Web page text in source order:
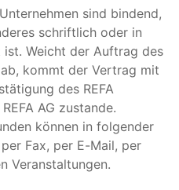
sind bindend,
schriftlich oder in
Weicht der Auftrag des
kommt der Vertrag mit
des REFA
AG zustande.
können in folgender
Fax, per E-Mail, per
Veranstaltungen.